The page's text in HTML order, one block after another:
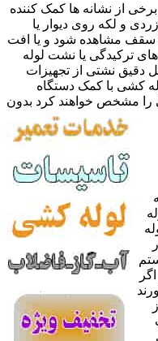
از نشانه ها کمک کننده
و لکه روی دیوار یا
سقف مشاهده شود و یا افت
ترکیدگی یا نشت لوله
دقیق نشتی از تجهیزات
کشی با کمک دستگاه
را مشخص خواهند کرد بدون